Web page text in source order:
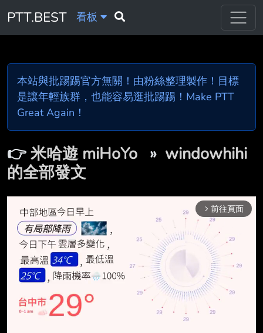
PTT.BEST 看板
本站與批踢踢官方無關！由粉絲整理製作！目標
是讓年輕族群，也能容易逛批踢踢！Make PTT
Great Again！
👉米哈遊 miHoYo » windowhihi
的全部發文
arrow_forward_ios 前往頁面